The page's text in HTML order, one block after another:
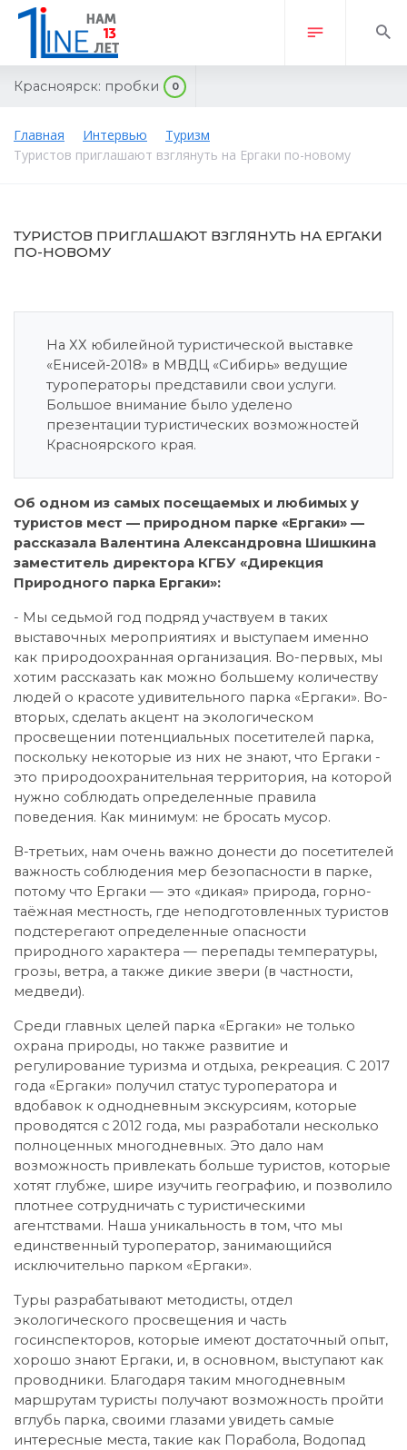
Красноярск: пробки 0
Главная Интервью
Туризм
Туристов приглашают взглянуть на Ергаки по-новому
ТУРИСТОВ ПРИГЛАШАЮТ ВЗГЛЯНУТЬ НА ЕРГАКИ
ПО-НОВОМУ
На ХХ юбилейной туристической выставке
«Енисей-2018» в МВДЦ «Сибирь» ведущие
туроператоры представили свои услуги.
Большое внимание было уделено
презентации туристических возможностей
Красноярского края.
Об одном из самых посещаемых и любимых у
туристов мест — природном парке «Ергаки» —
рассказала Валентина Александровна Шишкина
заместитель директора КГБУ «Дирекция
Природного парка Ергаки»:
- Мы седьмой год подряд участвуем в таких
выставочных мероприятиях и выступаем именно
как природоохранная организация. Во-первых, мы
хотим рассказать как можно большему количеству
людей о красоте удивительного парка «Ергаки». Во-
вторых, сделать акцент на экологическом
просвещении потенциальных посетителей парка,
поскольку некоторые из них не знают, что Ергаки -
это природоохранительная территория, на которой
нужно соблюдать определенные правила
поведения. Как минимум: не бросать мусор.
В-третьих, нам очень важно донести до посетителей
важность соблюдения мер безопасности в парке,
потому что Ергаки — это «дикая» природа, горно-
таёжная местность, где неподготовленных туристов
подстерегают определенные опасности
природного характера — перепады температуры,
грозы, ветра, а также дикие звери (в частности,
медведи).
Среди главных целей парка «Ергаки» не только
охрана природы, но также развитие и
регулирование туризма и отдыха, рекреация. С 2017
года «Ергаки» получил статус туроператора и
вдобавок к однодневным экскурсиям, которые
проводятся с 2012 года, мы разработали несколько
полноценных многодневных. Это дало нам
возможность привлекать больше туристов, которые
хотят глубже, шире изучить географию, и позволило
плотнее сотрудничать с туристическими
агентствами. Наша уникальность в том, что мы
единственный туроператор, занимающийся
исключительно парком «Ергаки».
Туры разрабатывают методисты, отдел
экологического просвещения и часть
госинспекторов, которые имеют достаточный опыт,
хорошо знают Ергаки, и, в основном, выступают как
проводники. Благодаря таким многодневным
маршрутам туристы получают возможность пройти
вглубь парка, своими глазами увидеть самые
интересные места, такие как Порабола, Водопад